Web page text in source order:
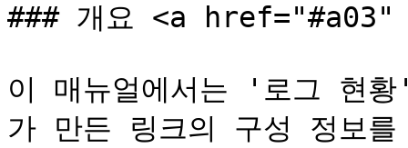
### 개요 <a
이 매뉴얼에서는 '로그 현
가 만든 링크의 구성 정보